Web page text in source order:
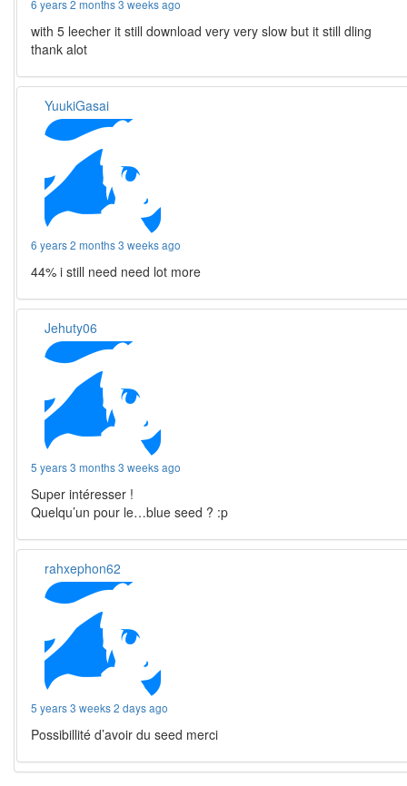
6 years 2 months 3 weeks ago
with 5 leecher it still download very very slow but it still dling
thank alot
YuukiGasai
6 years 2 months 3 weeks ago
44% i still need need lot more
Jehuty06
5 years 3 months 3 weeks ago
Super intéresser !
Quelqu’un pour le…blue seed ? :p
rahxephon62
5 years 3 weeks 2 days ago
Possibillité d’avoir du seed merci